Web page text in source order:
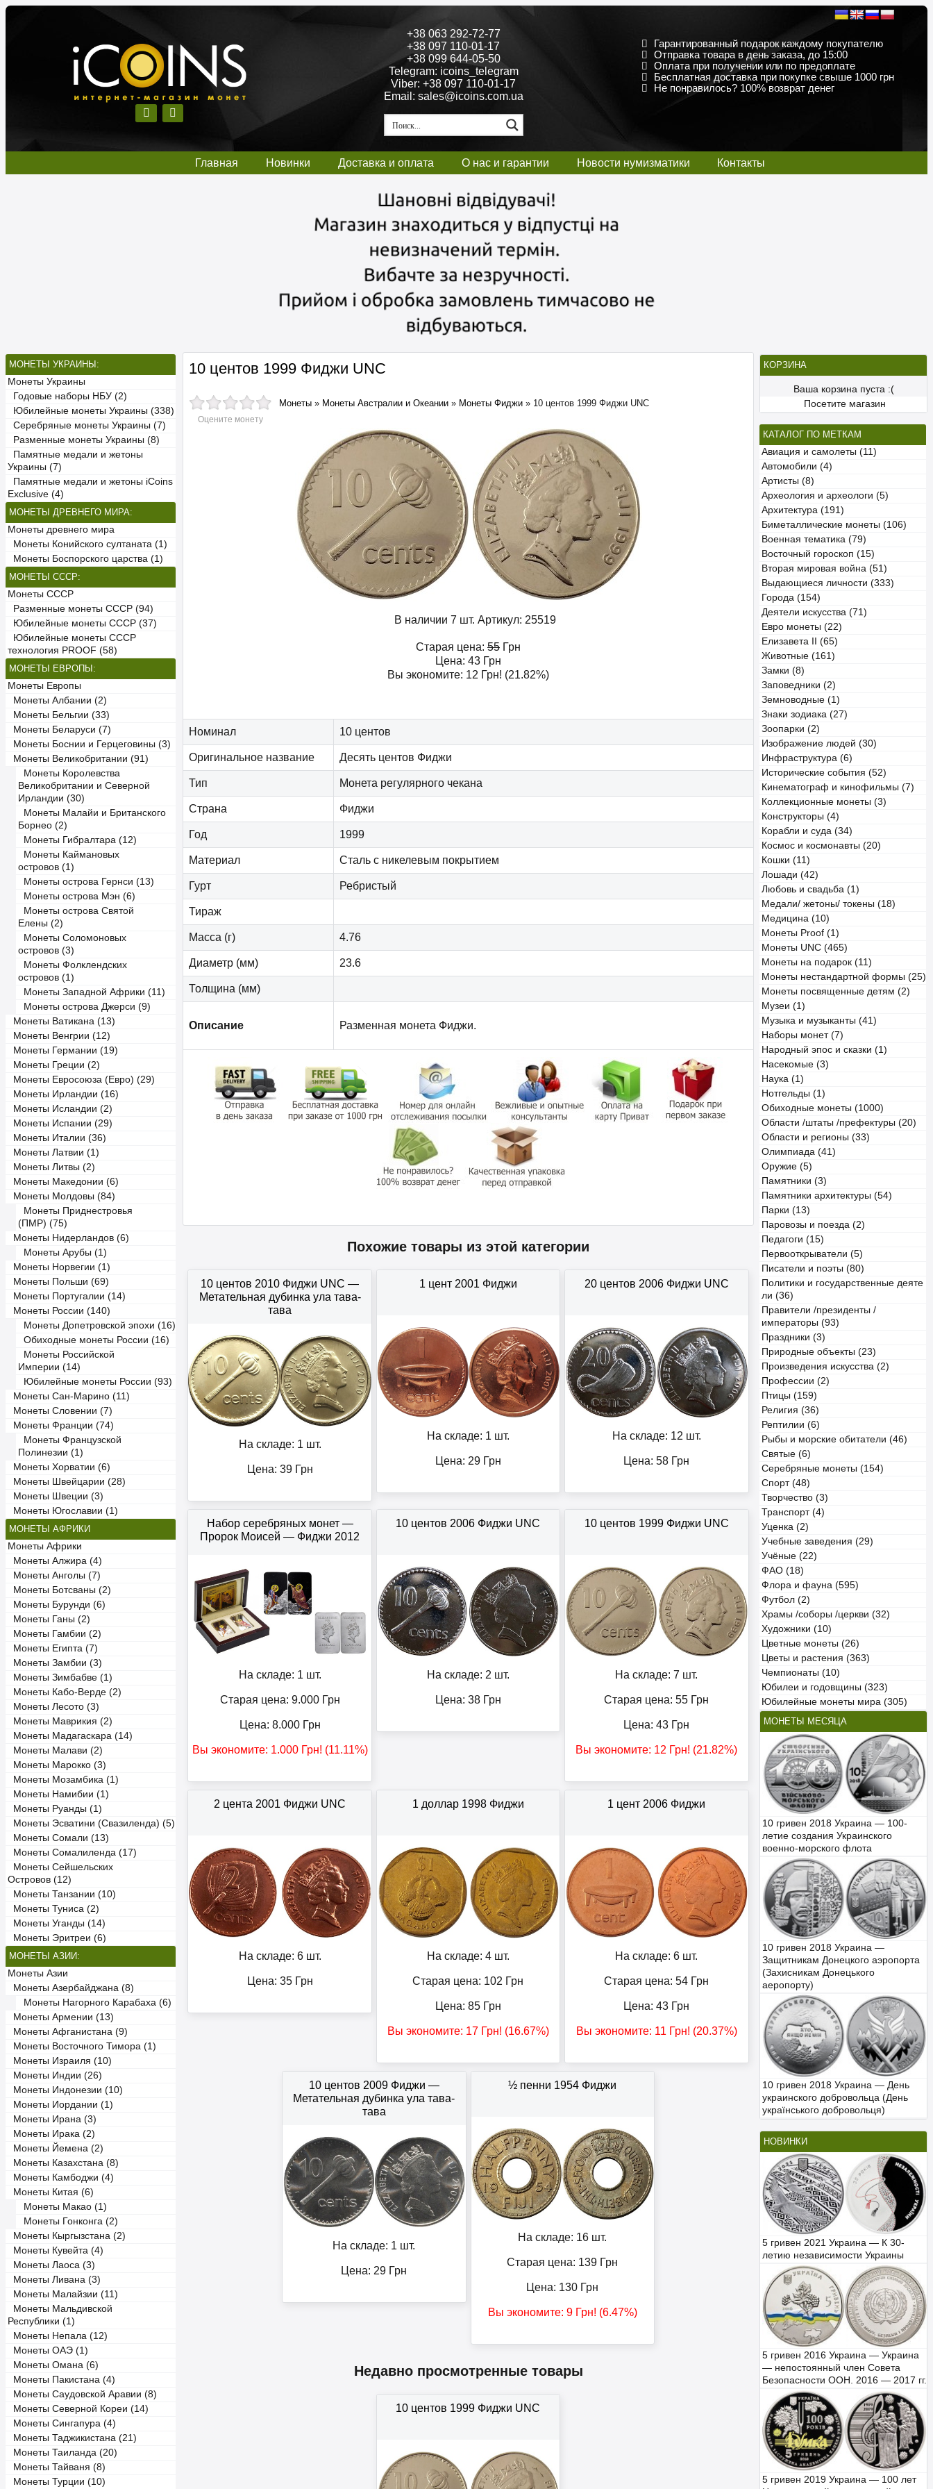
+38 063 292-72-77
+38 097 110-01-17
+38 099 644-05-50
Telegram: icoins_telegram
Viber: +38 097 110-01-17
Email: sales@icoins.com.ua
Гарантированный подарок каждому покупателю
Отправка товара в день заказа, до 15:00
Оплата при получении или по предоплате
Бесплатная доставка при покупке свыше 1000 грн
Не понравилось? 100% возврат денег
Главная Новинки Доставка и оплата О нас и гарантии Новости нумизматики Контакты
МОНЕТЫ УКРАИНЫ:
Монеты Украины
Годовые наборы НБУ (2)
Юбилейные монеты Украины (338)
Серебряные монеты Украины (7)
Разменные монеты Украины (8)
Памятные медали и жетоны
Украины (7)
Памятные медали и жетоны iCoins
Exclusive (4)
МОНЕТЫ ДРЕВНЕГО МИРА:
Монеты древнего мира
Монеты Конийского султаната (1)
Монеты Боспорского царства (1)
МОНЕТЫ СССР:
Монеты СССР
Разменные монеты СССР (94)
Юбилейные монеты СССР (37)
Юбилейные монеты СССР
технология PROOF (58)
МОНЕТЫ ЕВРОПЫ:
Монеты Европы
Монеты Албании (2)
Монеты Бельгии (33)
Монеты Беларуси (7)
Монеты Боснии и Герцеговины (3)
Монеты Великобритании (91)
Монеты Королевства
Великобритании и Северной
Ирландии (30)
Монеты Малайи и Британского
Борнео (2)
Монеты Гибралтара (12)
Монеты Каймановых
островов (1)
Монеты острова Гернси (13)
Монеты острова Мэн (6)
Монеты острова Святой
Елены (2)
Монеты Соломоновых
островов (3)
Монеты Фолклендских
островов (1)
Монеты Западной Африки (11)
Монеты острова Джерси (9)
Монеты Ватикана (13)
Монеты Венгрии (12)
Монеты Германии (19)
Монеты Греции (2)
Монеты Евросоюза (Евро) (29)
Монеты Ирландии (16)
Монеты Исландии (2)
Монеты Испании (29)
Монеты Италии (36)
Монеты Латвии (1)
Монеты Литвы (2)
Монеты Македонии (6)
Монеты Молдовы (84)
Монеты Приднестровья
(ПМР) (75)
Монеты Нидерландов (6)
Монеты Арубы (1)
Монеты Норвегии (1)
Монеты Польши (69)
Монеты Португалии (14)
Монеты России (140)
Монеты Допетровской эпохи (16)
Обиходные монеты России (16)
Монеты Российской
Империи (14)
Юбилейные монеты России (93)
Монеты Сан-Марино (11)
Монеты Словении (7)
Монеты Франции (74)
Монеты Французской
Полинезии (1)
Монеты Хорватии (6)
Монеты Швейцарии (28)
Монеты Швеции (3)
Монеты Югославии (1)
МОНЕТЫ АФРИКИ
Монеты Африки
Монеты Алжира (4)
Монеты Анголы (7)
Монеты Ботсваны (2)
Монеты Бурунди (6)
Монеты Ганы (2)
Монеты Гамбии (2)
Монеты Египта (7)
Монеты Замбии (3)
Монеты Зимбабве (1)
Монеты Кабо-Верде (2)
Монеты Лесото (3)
Монеты Маврикия (2)
Монеты Мадагаскара (14)
Монеты Малави (2)
Монеты Марокко (3)
Монеты Мозамбика (1)
Монеты Намибии (1)
Монеты Руанды (1)
Монеты Эсватини (Свазиленда) (5)
Монеты Сомали (13)
Монеты Сомалиленда (17)
Монеты Сейшельских
Островов (12)
Монеты Танзании (10)
Монеты Туниса (2)
Монеты Уганды (14)
Монеты Эритреи (6)
МОНЕТЫ АЗИИ:
Монеты Азии
Монеты Азербайджана (8)
Монеты Нагорного Карабаха (6)
Монеты Армении (13)
Монеты Афганистана (9)
Монеты Восточного Тимора (1)
Монеты Израиля (10)
Монеты Индии (26)
Монеты Индонезии (10)
Монеты Иордании (1)
Монеты Ирана (3)
Монеты Ирака (2)
Монеты Йемена (2)
Монеты Казахстана (8)
Монеты Камбоджи (4)
Монеты Китая (6)
Монеты Макао (1)
Монеты Гонконга (2)
Монеты Кыргызстана (2)
Монеты Кувейта (4)
Монеты Лаоса (3)
Монеты Ливана (3)
Монеты Малайзии (11)
Монеты Мальдивской
Республики (1)
Монеты Непала (12)
Монеты ОАЭ (1)
Монеты Омана (6)
Монеты Пакистана (4)
Монеты Саудовской Аравии (8)
Монеты Северной Кореи (14)
Монеты Сингапура (4)
Монеты Таджикистана (21)
Монеты Таиланда (20)
Монеты Тайваня (8)
Монеты Турции (10)
КОРЗИНА
Ваша корзина пуста :(
Посетите магазин
КАТАЛОГ ПО МЕТКАМ
Авиация и самолеты (11)
Автомобили (4)
Артисты (8)
Археология и археологи (5)
Архитектура (191)
Биметаллические монеты (106)
Военная тематика (79)
Восточный гороскоп (15)
Вторая мировая война (51)
Выдающиеся личности (333)
Города (154)
Деятели искусства (71)
Евро монеты (22)
Елизавета II (65)
Животные (161)
Замки (8)
Заповедники (2)
Земноводные (1)
Знаки зодиака (27)
Зоопарки (2)
Изображение людей (30)
Инфраструктура (6)
Исторические события (52)
Кинематограф и кинофильмы (7)
Коллекционные монеты (3)
Конструкторы (4)
Корабли и суда (34)
Космос и космонавты (20)
Кошки (11)
Лошади (42)
Любовь и свадьба (1)
Медали/ жетоны/ токены (18)
Медицина (10)
Монеты Proof (1)
Монеты UNC (465)
Монеты на подарок (11)
Монеты нестандартной формы (25)
Монеты посвященные детям (2)
Музеи (1)
Музыка и музыканты (41)
Наборы монет (7)
Народный эпос и сказки (1)
Насекомые (3)
Наука (1)
Нотгельды (1)
Обиходные монеты (1000)
Области /штаты /префектуры (20)
Области и регионы (33)
Олимпиада (41)
Оружие (5)
Памятники (3)
Памятники архитектуры (54)
Парки (13)
Паровозы и поезда (2)
Педагоги (15)
Первооткрыватели (5)
Писатели и поэты (80)
Политики и государственные деяте
ли (36)
Правители /президенты /
императоры (93)
Праздники (3)
Природные объекты (23)
Произведения искусства (2)
Профессии (2)
Птицы (159)
Религия (36)
Рептилии (6)
Рыбы и морские обитатели (46)
Святые (6)
Серебряные монеты (154)
Спорт (48)
Творчество (3)
Транспорт (4)
Уценка (2)
Учебные заведения (29)
Учёные (22)
ФАО (18)
Флора и фауна (595)
Футбол (2)
Храмы /соборы /церкви (32)
Художники (10)
Цветные монеты (26)
Цветы и растения (363)
Чемпионаты (10)
Юбилеи и годовщины (323)
Юбилейные монеты мира (305)
МОНЕТЫ МЕСЯЦА
10 гривен 2018 Украина — 100-
летие создания Украинского
военно-морского флота
10 гривен 2018 Украина —
Защитникам Донецкого аэропорта
(Захисникам Донецького
аеропорту)
10 гривен 2018 Украина — День
украинского добровольца (День
українського добровольця)
НОВИНКИ
5 гривен 2021 Украина — К 30-
летию независимости Украины
5 гривен 2016 Украина — Украина
— непостоянный член Совета
Безопасности ООН. 2016 — 2017 гг.
5 гривен 2019 Украина — 100 лет
10 центов 1999 Фиджи UNC
Оцените монету
Монеты » Монеты Австралии и Океании » Монеты Фиджи » 10 центов 1999 Фиджи UNC
В наличии 7 шт. Артикул: 25519
Старая цена: 55 Грн
Цена: 43 Грн
Вы экономите: 12 Грн! (21.82%)
Номинал 10 центов
Оригинальное название Десять центов Фиджи
Тип Монета регулярного чекана
Страна Фиджи
Год 1999
Материал Сталь с никелевым покрытием
Гурт Ребристый
Тираж
Масса (г) 4.76
Диаметр (мм) 23.6
Толщина (мм)
Описание Разменная монета Фиджи.
Похожие товары из этой категории
10 центов 2010 Фиджи UNC —
Метательная дубинка ула тава-
тава
На складе: 1 шт.
Цена: 39Грн
1 цент 2001 Фиджи
На складе: 1 шт.
Цена: 29Грн
20 центов 2006 Фиджи UNC
На складе: 12 шт.
Цена:58 Грн
Набор серебряных монет —
Пророк Моисей — Фиджи 2012
На складе: 1 шт.
Старая цена: 9.000Грн
Цена: 8.000Грн
Вы экономите: 1.000Грн! (11.11%)
10 центов 2006 Фиджи UNC
На складе: 2 шт.
Цена: 38Грн
10 центов 1999 Фиджи UNC
На складе: 7 шт.
Старая цена: 55 Грн
Цена:43 Грн
Вы экономите: 12 Грн! (21.82%)
2 цента 2001 Фиджи UNC
На складе: 6 шт.
Цена: 35Грн
1 доллар 1998 Фиджи
На складе: 4 шт.
Старая цена: 102 Грн
Цена: 85Грн
Вы экономите: 17Грн! (16.67%)
1 цент 2006 Фиджи
На складе: 6 шт.
Старая цена: 54 Грн
Цена:43 Грн
Вы экономите: 11 Грн! (20.37%)
10 центов 2009 Фиджи —
Метательная дубинка ула тава-
тава
На складе: 1 шт.
Цена: 29 Грн
½ пенни 1954 Фиджи
На складе: 16 шт.
Старая цена: 139 Грн
Цена: 130 Грн
Вы экономите: 9Грн! (6.47%)
Недавно просмотренные товары
10 центов 1999 Фиджи UNC